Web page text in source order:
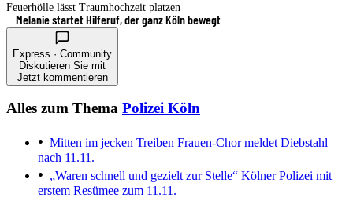
Feuerhölle lässt Traumhochzeit platzen
Melanie startet Hilferuf, der ganz Köln bewegt
Express · Community
Diskutieren Sie mit
Jetzt kommentieren
Alles zum Thema Polizei Köln
Mitten im jecken Treiben Frauen-Chor meldet Diebstahl
nach 11.11.
„Waren schnell und gezielt zur Stelle“ Kölner Polizei mit
erstem Resümee zum 11.11.